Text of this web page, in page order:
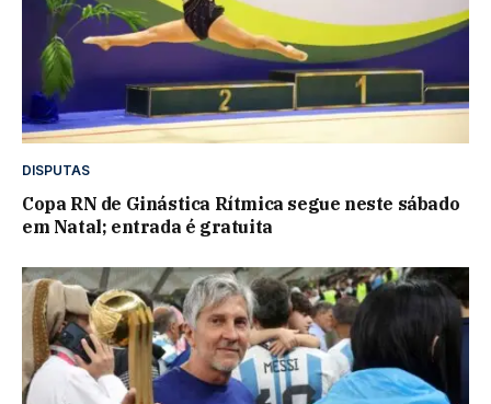
DISPUTAS
Copa RN de Ginástica Rítmica segue neste sábado
em Natal; entrada é gratuita